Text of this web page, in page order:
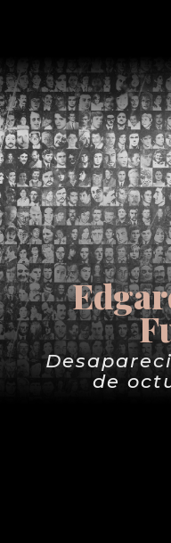
de